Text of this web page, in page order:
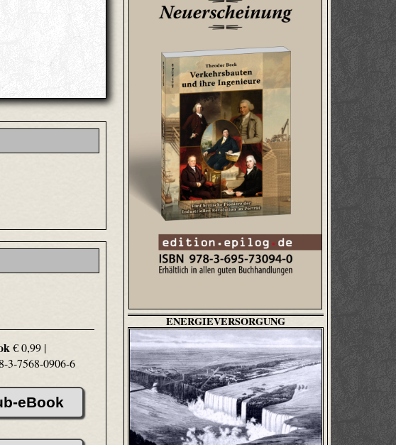
€ 0,99 |
3-7568-0906-6
eBook
ENERGIEVERSORGUNG